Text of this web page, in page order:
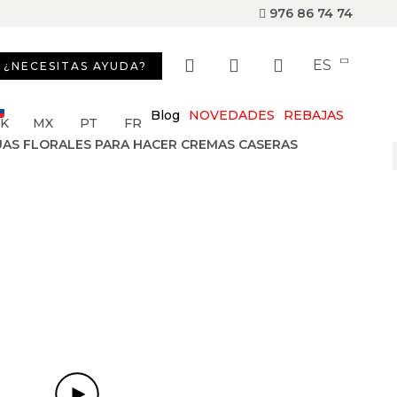
976 86 74 74
¿NECESITAS AYUDA? ES
MX PT FR Blog NOVEDADES REBAJAS